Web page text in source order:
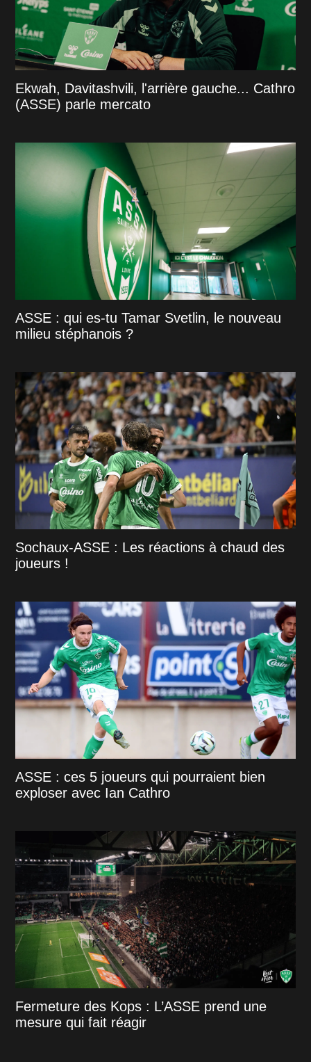
Ekwah, Davitashvili, l'arrière gauche... Cathro
(ASSE) parle mercato
ASSE : qui es-tu Tamar Svetlin, le nouveau
milieu stéphanois ?
Sochaux-ASSE : Les réactions à chaud des
joueurs !
ASSE : ces 5 joueurs qui pourraient bien
exploser avec Ian Cathro
Fermeture des Kops : L’ASSE prend une
mesure qui fait réagir